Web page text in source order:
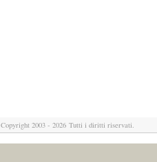
Copyright 2003 - 2026 Tutti i diritti riservati.